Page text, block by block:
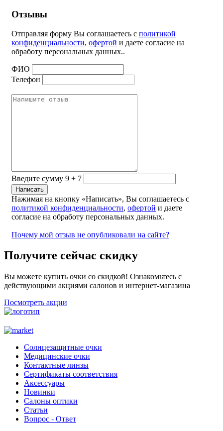
Отзывы
Отправляя форму Вы соглашаетесь с политикой
конфиденциальности, офертой и даете согласие на
обработу персональных данных..
ФИО
Телефон
Введите сумму 9 + 7
Нажимая на кнопку «Написать», Вы соглашаетесь с
политикой конфиденциальности, офертой и даете
согласие на обработу персональных данных.
Почему мой отзыв не опубликовали на сайте?
Получите сейчас скидку
Вы можете купить очки со скидкой! Ознакомьтесь с
действующими акциями салонов и интернет-магазина
Посмотреть акции
Солнцезащитные очки
Медицинские очки
Контактные линзы
Сертификаты соответствия
Аксессуары
Новинки
Салоны оптики
Статьи
Вопрос - Ответ